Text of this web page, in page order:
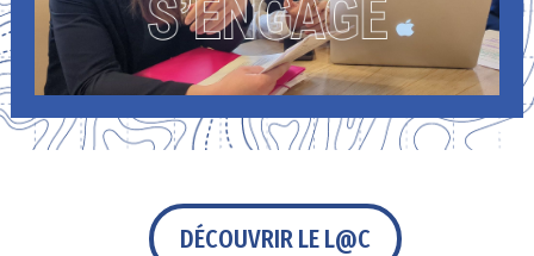
DÉCOUVRIR LE L@C